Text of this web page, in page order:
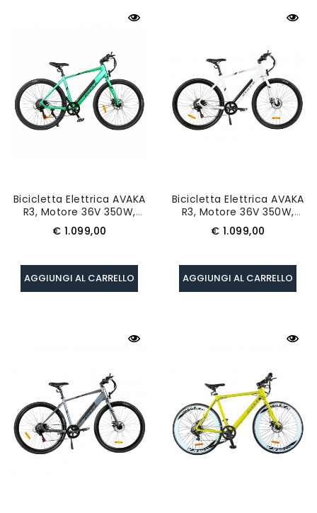
Bicicletta Elettrica AVAKA
R3, Motore 36V 350W,
Batteria 12,5Ah, Velocità
Massima 32km/h,
Prezzo
€ 1.099,00
AGGIUNGI AL CARRELLO
Bicicletta Elettrica AVAKA
R3, Motore 36V 350W,
Batteria 12,5Ah, Velocità
Massima 32km/h,
Bianco
Prezzo
€ 1.099,00
AGGIUNGI AL CARRELLO